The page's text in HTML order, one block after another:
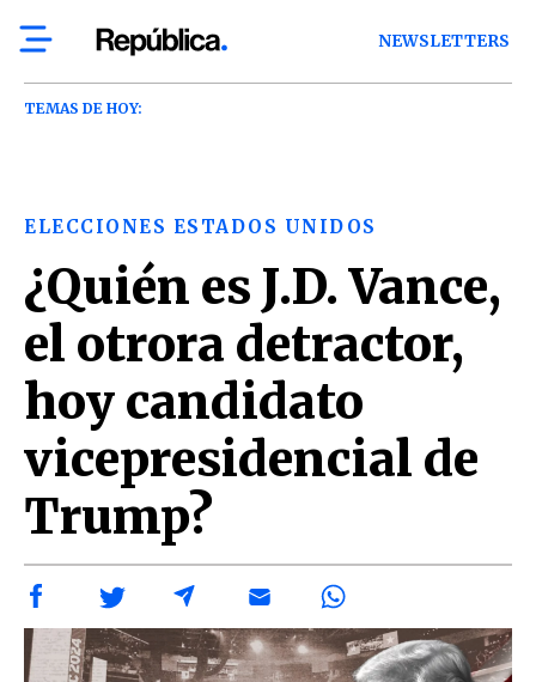
NEWSLETTERS
TEMAS DE HOY:
ELECCIONES ESTADOS UNIDOS
¿Quién es J.D. Vance,
el otrora detractor,
hoy candidato
vicepresidencial de
Trump?